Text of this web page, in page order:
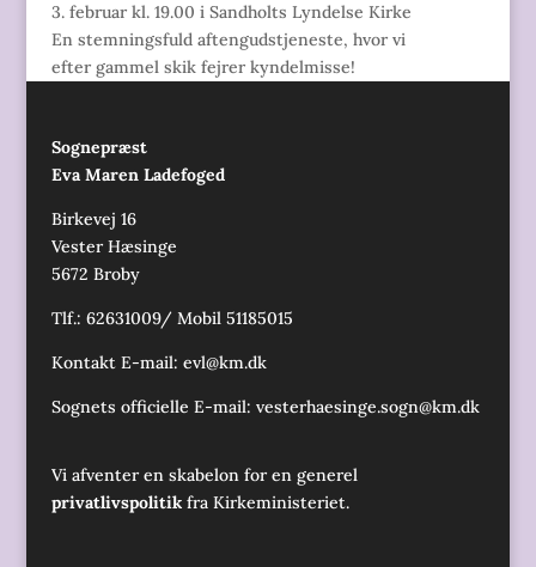
3. februar kl. 19.00 i Sandholts Lyndelse Kirke
En stemningsfuld aftengudstjeneste, hvor vi
efter gammel skik fejrer kyndelmisse!
Sognepræst
Eva Maren Ladefoged
Birkevej 16
Vester Hæsinge
5672 Broby
Tlf.: 62631009/ Mobil 51185015
Kontakt E-mail: evl@km.dk
Sognets officielle E-mail: vesterhaesinge.sogn@km.dk
Vi afventer en skabelon for en generel
privatlivspolitikfra Kirkeministeriet.